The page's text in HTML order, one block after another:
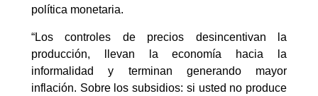
política monetaria.
“Los controles de precios desincentivan la
producción, llevan la economía hacia la
informalidad y terminan generando mayor
inflación. Sobre los subsidios: si usted no produce